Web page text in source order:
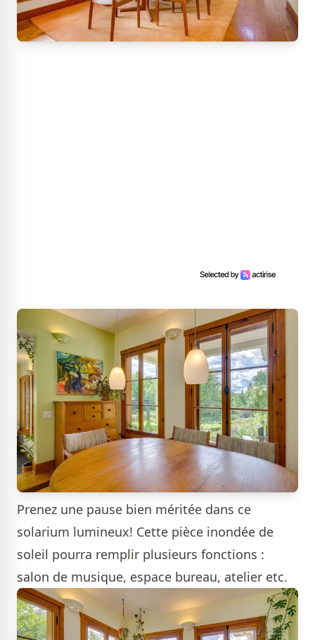
Prenez une pause bien méritée dans ce
solarium lumineux! Cette pièce inondée de
soleil pourra remplir plusieurs fonctions :
salon de musique, espace bureau, atelier etc.